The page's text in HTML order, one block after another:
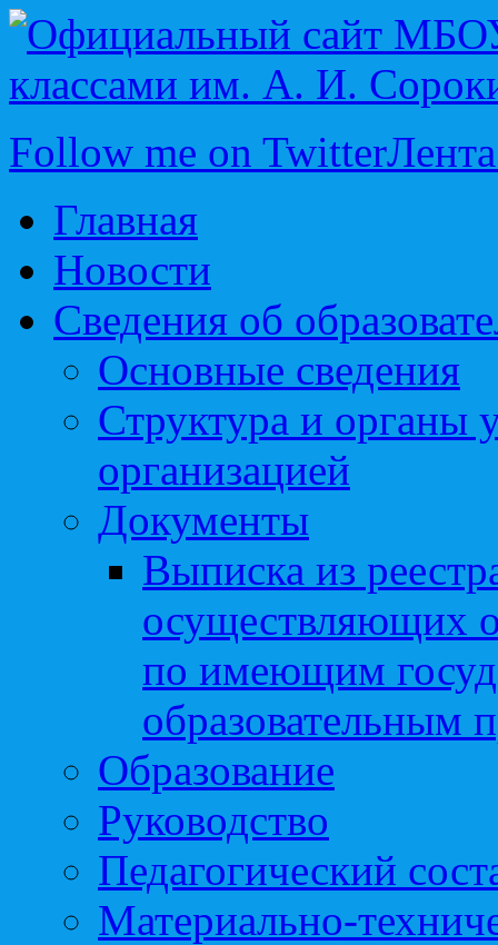
Follow me on Twitter
Главная
Новости
Сведения об
Основные сведения
Структура и органы
организацией
Документы
Выписка из
осуществляющих
по имеющим
образовательным
Образование
Руководство
Педагогический
Материально-